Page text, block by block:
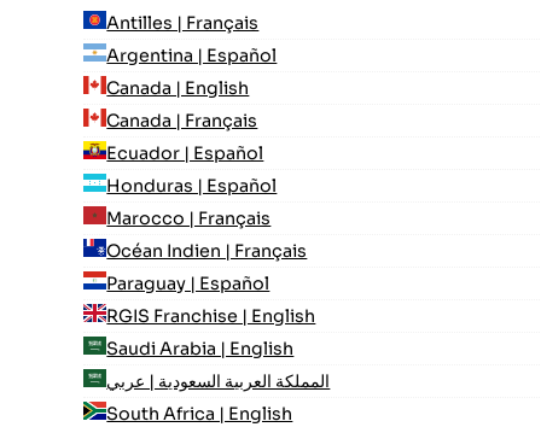
Antilles | Français
Argentina | Español
Canada | English
Canada | Français
Ecuador | Español
Honduras | Español
Marocco | Français
Océan Indien | Français
Paraguay | Español
RGIS Franchise | English
Saudi Arabia | English
المملكة العربية السعودية | عربي
South Africa | English